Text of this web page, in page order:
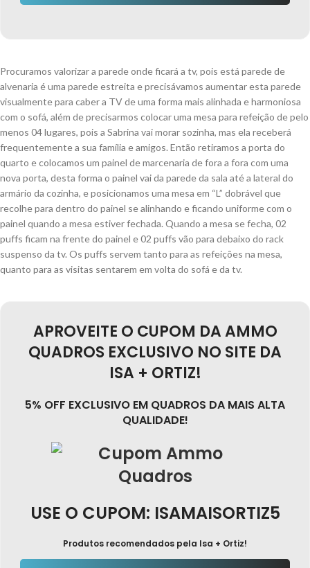
Procuramos valorizar a parede onde ficará a tv, pois está parede de
alvenaria é uma parede estreita e precisávamos aumentar esta parede
visualmente para caber a TV de uma forma mais alinhada e harmoniosa
com o sofá, além de precisarmos colocar uma mesa para refeição de pelo
menos 04 lugares, pois a Sabrina vai morar sozinha, mas ela receberá
frequentemente a sua família e amigos. Então retiramos a porta do
quarto e colocamos um painel de marcenaria de fora a fora com uma
nova porta, desta forma o painel vai da parede da sala até a lateral do
armário da cozinha, e posicionamos uma mesa em “L” dobrável que
recolhe para dentro do painel se alinhando e ficando uniforme com o
painel quando a mesa estiver fechada. Quando a mesa se fecha, 02
puffs ficam na frente do painel e 02 puffs vão para debaixo do rack
suspenso da tv. Os puffs servem tanto para as refeições na mesa,
quanto para as visitas sentarem em volta do sofá e da tv.
APROVEITE O CUPOM DA AMMO
QUADROS EXCLUSIVO NO SITE DA
ISA + ORTIZ!
5% OFF EXCLUSIVO EM QUADROS DA MAIS ALTA
QUALIDADE!
USE O CUPOM: ISAMAISORTIZ5
Produtos recomendados pela Isa + Ortiz!